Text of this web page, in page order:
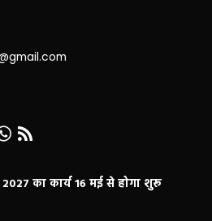
का कार्य 16 मई से होगा शुरू